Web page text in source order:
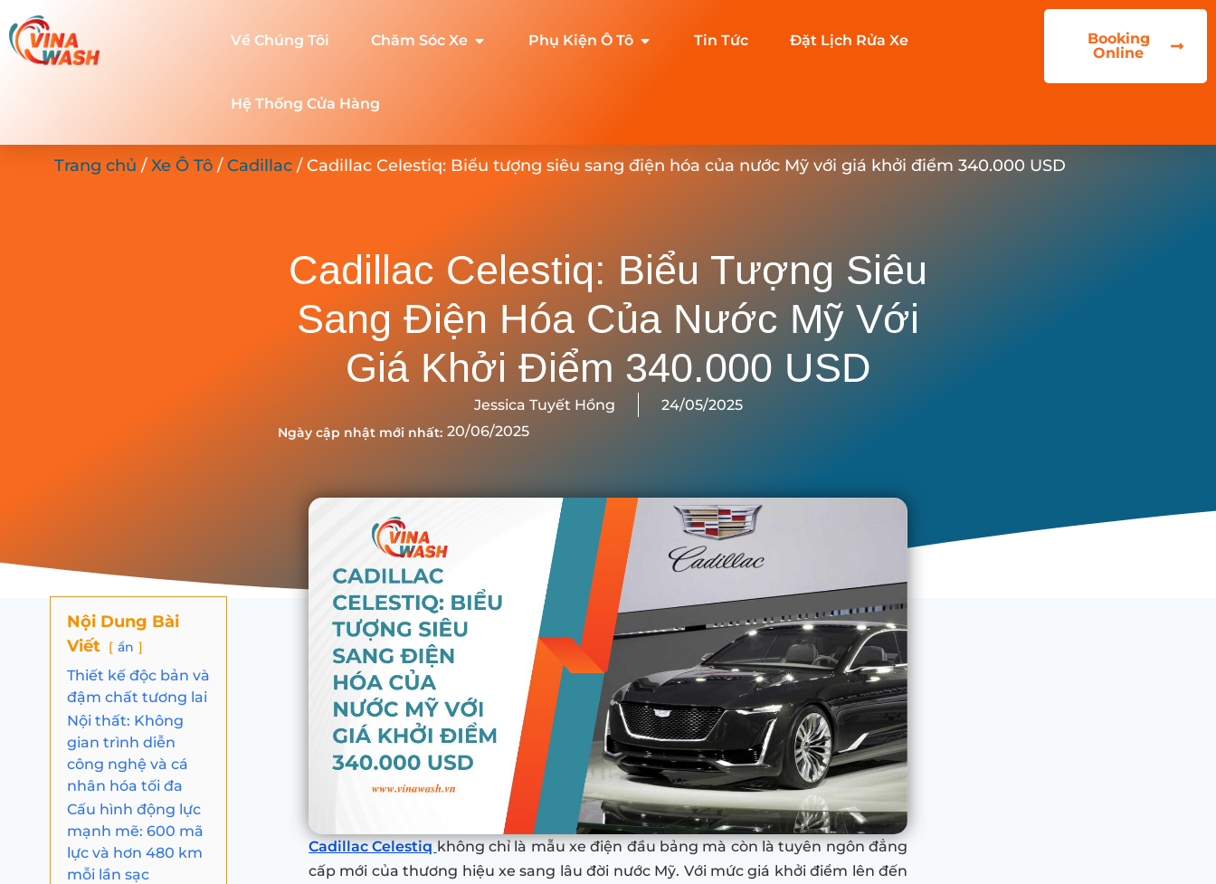
Về Chúng Tôi Chăm Sóc Xe Phụ Kiện Ô Tô Tin Tức Đặt Lịch Rửa Xe
Hệ Thống Cửa Hàng
Booking
Online
Trang chủ /Xe Ô Tô /Cadillac / Cadillac Celestiq: Biểu tượng siêu sang điện hóa của nước Mỹ với giá khởi điểm 340.000 USD
Cadillac Celestiq: Biểu Tượng Siêu
Sang Điện Hóa Của Nước Mỹ Với
Giá Khởi Điểm 340.000 USD
Jessica Tuyết Hồng 24/05/2025
Ngày cập nhật mới nhất: 20/06/2025
Nội Dung Bài
Viết
ẩn
Thiết kế độc bản và
đậm chất tương lai
Nội thất: Không
gian trình diễn
công nghệ và cá
nhân hóa tối đa
Cấu hình động lực
mạnh mẽ: 600 mã
lực và hơn 480 km
mỗi lần sạc
Cadillac Celestiqkhông chỉ là mẫu xe điện đầu bảng mà còn là tuyên ngôn đẳng
cấp mới của thương hiệu xe sang lâu đời nước Mỹ. Với mức giá khởi điểm lên đến